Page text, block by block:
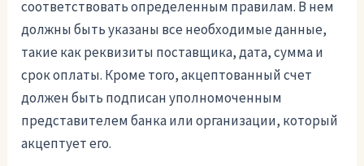
соответствовать определенным правилам. В нем
должны быть указаны все необходимые данные,
такие как реквизиты поставщика, дата, сумма и
срок оплаты. Кроме того, акцептованный счет
должен быть подписан уполномоченным
представителем банка или организации, который
акцептует его.